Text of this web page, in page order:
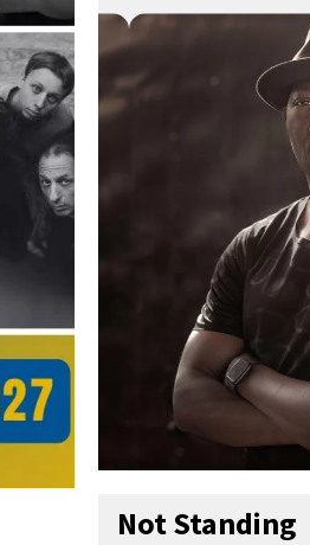
Not Standing